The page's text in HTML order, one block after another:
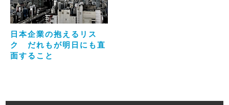
日本企業の抱えるリス
ク だれもが明日にも直
面すること